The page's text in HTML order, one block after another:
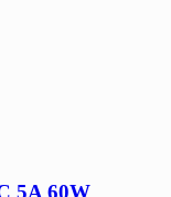
5A 60W